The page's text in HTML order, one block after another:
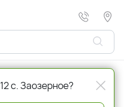
с. Заозерное?